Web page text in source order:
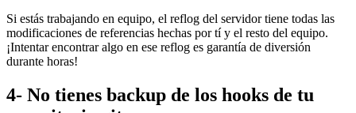
Si estás trabajando en equipo, el reflog del servidor tiene todas las
modificaciones de referencias hechas por tí y el resto del equipo.
¡Intentar encontrar algo en ese reflog es garantía de diversión
durante horas!
4- No tienes backup de los hooks de tu